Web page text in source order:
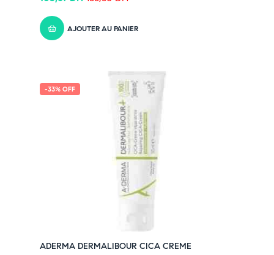
AJOUTER AU PANIER
-33% OFF
ADERMA DERMALIBOUR CICA CREME